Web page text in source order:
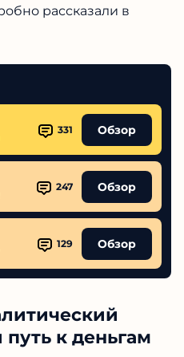
рассказали в
331 Обзор
247 Обзор
129 Обзор
к деньгам